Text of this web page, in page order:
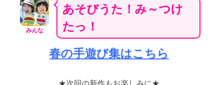
みんな
あそびうた！み～つけ
たっ！
春の手遊び集はこちら